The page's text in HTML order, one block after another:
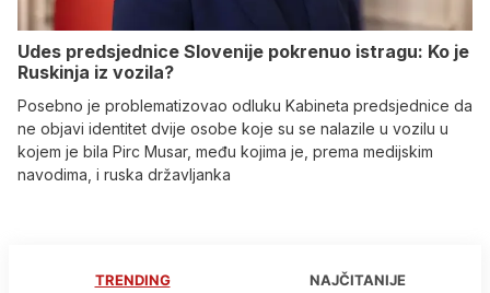
Udes predsjednice Slovenije pokrenuo istragu: Ko je
Ruskinja iz vozila?
Posebno je problematizovao odluku Kabineta predsjednice da
ne objavi identitet dvije osobe koje su se nalazile u vozilu u
kojem je bila Pirc Musar, među kojima je, prema medijskim
navodima, i ruska državljanka
TRENDING NAJČITANIJE